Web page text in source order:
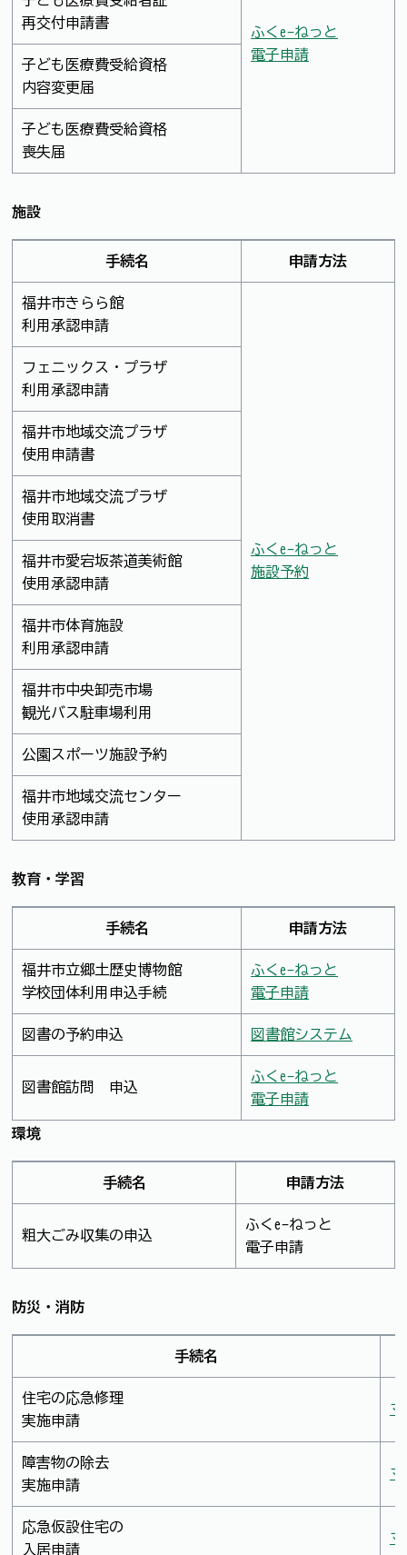
ふくe-ねっと
電子申請
再交付申請書
子ども医療費受給資格
内容変更届
子ども医療費受給資格
喪失届
施設
手続名 申請方法
福井市きらら館
利用承認申請
ふくe-ねっと
施設予約
フェニックス・プラザ
利用承認申請
福井市地域交流プラザ
使用申請書
福井市地域交流プラザ
使用取消書
福井市愛宕坂茶道美術館
使用承認申請
福井市体育施設
利用承認申請
福井市中央卸売市場
観光バス駐車場利用
公園スポーツ施設予約
福井市地域交流センター
使用承認申請
教育・学習
手続名 申請方法
福井市立郷土歴史博物館
学校団体利用申込手続
ふくe-ねっと
電子申請
図書の予約申込 図書館システム
図書館訪問 申込
ふくe-ねっと
電子申請
環境
手続名 申請方法
粗大ごみ収集の申込
ふくe-ねっと
電子申請
防災・消防
手続名
住宅の応急修理
実施申請
障害物の除去
実施申請
応急仮設住宅の
入居申請